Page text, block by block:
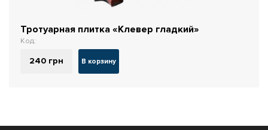
Тротуарная плитка «Клевер гладкий»
Код:
240 грн В корзину